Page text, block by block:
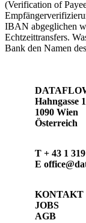
(Verification of
IBAN abgeglichen
Echtzeittransfers.
Bank den Namen
Hahngasse
1090 Wien
Österreich
T + 43 1
E
KONTAKT
JOBS
AGB